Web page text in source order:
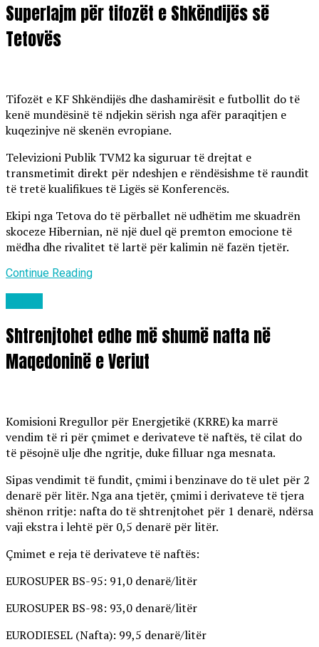
Superlajm për tifozët e Shkëndijës së
Tetovës
Tifozët e KF Shkëndijës dhe dashamirësit e futbollit do të
kenë mundësinë të ndjekin sërish nga afër paraqitjen e
kuqezinjve në skenën evropiane.
Televizioni Publik TVM2 ka siguruar të drejtat e
transmetimit direkt për ndeshjen e rëndësishme të raundit
të tretë kualifikues të Ligës së Konferencës.
Ekipi nga Tetova do të përballet në udhëtim me skuadrën
skoceze Hibernian, në një duel që premton emocione të
mëdha dhe rivalitet të lartë për kalimin në fazën tjetër.
Continue Reading
Shtrenjtohet edhe më shumë nafta në
Maqedoninë e Veriut
Komisioni Rregullor për Energjetikë (KRRE) ka marrë
vendim të ri për çmimet e derivateve të naftës, të cilat do
të pësojnë ulje dhe ngritje, duke filluar nga mesnata.
Sipas vendimit të fundit, çmimi i benzinave do të ulet për 2
denarë për litër. Nga ana tjetër, çmimi i derivateve të tjera
shënon rritje: nafta do të shtrenjtohet për 1 denarë, ndërsa
vaji ekstra i lehtë për 0,5 denarë për litër.
Çmimet e reja të derivateve të naftës:
EUROSUPER BS-95: 91,0 denarë/litër
EUROSUPER BS-98: 93,0 denarë/litër
EURODIESEL (Nafta): 99,5 denarë/litër